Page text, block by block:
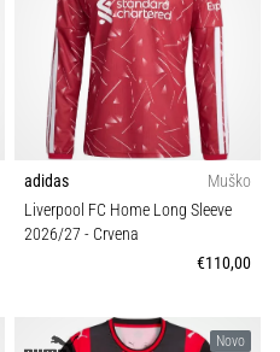
adidas
Muško
Liverpool FC Home Long Sleeve
2026/27 - Crvena
€110,00
Novo